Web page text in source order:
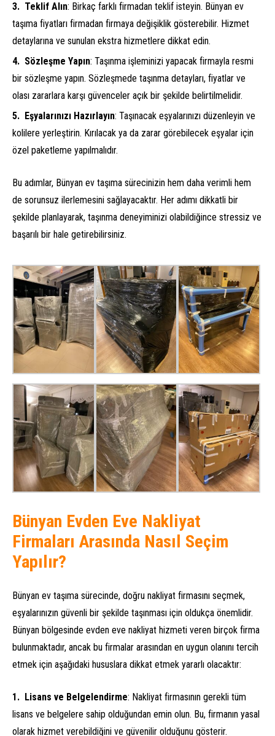
Teklif Alın: Birkaç farklı firmadan teklif isteyin. Bünyan ev
taşıma fiyatları firmadan firmaya değişiklik gösterebilir. Hizmet
detaylarına ve sunulan ekstra hizmetlere dikkat edin.
Sözleşme Yapın: Taşınma işleminizi yapacak firmayla resmi
bir sözleşme yapın. Sözleşmede taşınma detayları, fiyatlar ve
olası zararlara karşı güvenceler açık bir şekilde belirtilmelidir.
Eşyalarınızı Hazırlayın: Taşınacak eşyalarınızı düzenleyin ve
kolilere yerleştirin. Kırılacak ya da zarar görebilecek eşyalar için
özel paketleme yapılmalıdır.
Bu adımlar, Bünyan ev taşıma sürecinizin hem daha verimli hem
de sorunsuz ilerlemesini sağlayacaktır. Her adımı dikkatli bir
şekilde planlayarak, taşınma deneyiminizi olabildiğince stressiz ve
başarılı bir hale getirebilirsiniz.
Bünyan Evden Eve Nakliyat
Firmaları Arasında Nasıl Seçim
Yapılır?
Bünyan ev taşıma sürecinde, doğru nakliyat firmasını seçmek,
eşyalarınızın güvenli bir şekilde taşınması için oldukça önemlidir.
Bünyan bölgesinde evden eve nakliyat hizmeti veren birçok firma
bulunmaktadır, ancak bu firmalar arasından en uygun olanını tercih
etmek için aşağıdaki hususlara dikkat etmek yararlı olacaktır:
Lisans ve Belgelendirme: Nakliyat firmasının gerekli tüm
lisans ve belgelere sahip olduğundan emin olun. Bu, firmanın yasal
olarak hizmet verebildiğini ve güvenilir olduğunu gösterir.